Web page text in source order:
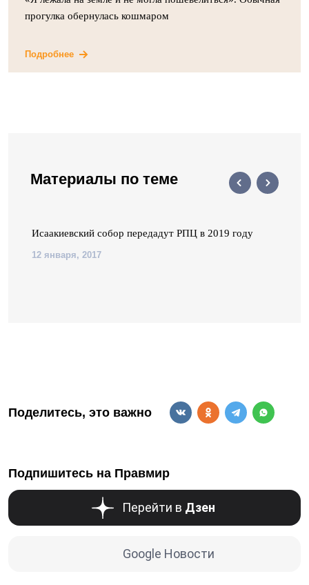
прогулка обернулась кошмаром
Подробнее
Материалы по теме
Исаакиевский собор передадут РПЦ в 2019 году
12 января, 2017
Поделитесь, это важно
Подпишитесь на Правмир
Перейти в Дзен
Google Новости